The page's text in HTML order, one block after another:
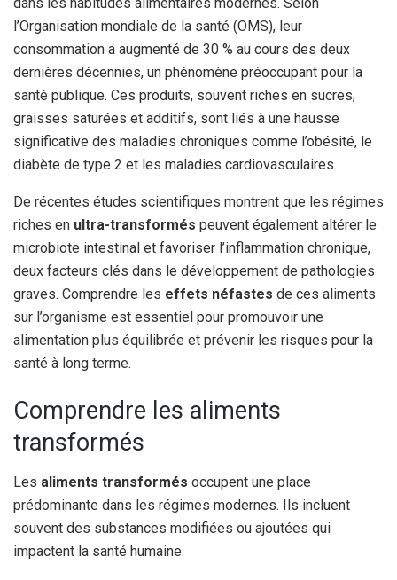
l’Organisation mondiale de la santé (OMS), leur
consommation a augmenté de 30 % au cours des deux
dernières décennies, un phénomène préoccupant pour la
santé publique. Ces produits, souvent riches en sucres,
graisses saturées et additifs, sont liés à une hausse
significative des maladies chroniques comme l’obésité, le
diabète de type 2 et les maladies cardiovasculaires.
De récentes études scientifiques montrent que les régimes
riches en ultra-transformés peuvent également altérer le
microbiote intestinal et favoriser l’inflammation chronique,
deux facteurs clés dans le développement de pathologies
graves. Comprendre les effets néfastes de ces aliments
sur l’organisme est essentiel pour promouvoir une
alimentation plus équilibrée et prévenir les risques pour la
santé à long terme.
Comprendre les aliments
transformés
Les aliments transformés occupent une place
prédominante dans les régimes modernes. Ils incluent
souvent des substances modifiées ou ajoutées qui
impactent la santé humaine.